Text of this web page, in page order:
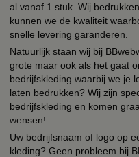
al vanaf 1 stuk. Wij
kunnen we de kwaliteit
snelle levering garanderen.
Natuurlijk staan wij bij
grote maar ook als het gaat
bedrijfskleding waarbij we je
laten bedrukken? Wij zijn
bedrijfskleding en komen
wensen!
Uw bedrijfsnaam of logo op
kleding? Geen probleem bij